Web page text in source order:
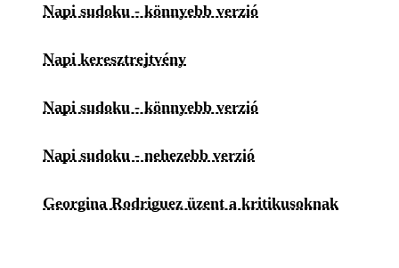
Napi sudoku - könnyebb verzió
Napi keresztrejtvény
Napi sudoku - könnyebb verzió
Napi sudoku - nehezebb verzió
Georgina Rodriguez üzent a kritikusoknak